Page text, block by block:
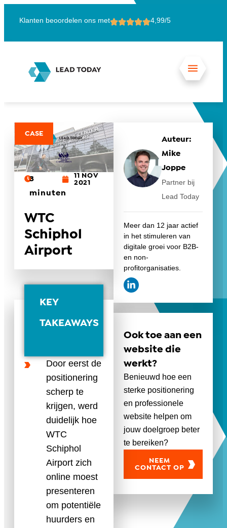
Klanten beoordelen ons met 4,99/5
Auteur:
Mike
Joppe
Partner bij
Lead Today
Meer dan 12 jaar actief
in het stimuleren van
digitale groei voor B2B-
en non-
profitorganisaties.
Ook toe aan een
website die
werkt?
Benieuwd hoe een
sterke positionering
en professionele
website helpen om
jouw doelgroep beter
te bereiken?
NEEM
CONTACT OP
CASE
3
minuten
11 NOV
2021
WTC
Schiphol
Airport
KEY
TAKEAWAYS
Door eerst de
positionering
scherp te
krijgen, werd
duidelijk hoe
WTC
Schiphol
Airport zich
online moest
presenteren
om potentiële
huurders en